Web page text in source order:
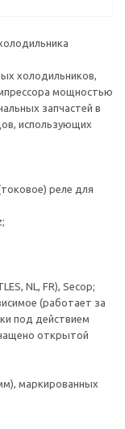
холодильников,
мощностью
запчастей в
использующих
реле для
NL, FR), Secop;
(работает за
под действием
открытой
маркированных